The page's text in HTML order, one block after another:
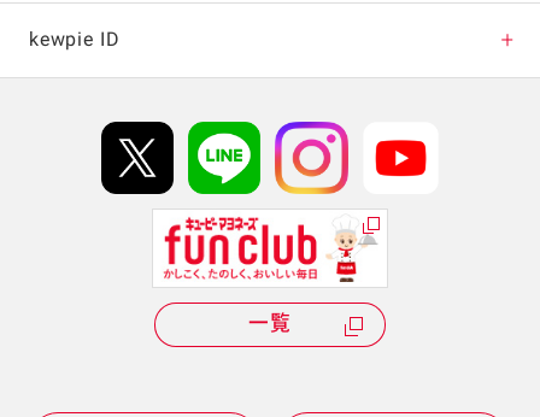
キャンペーン・イベント
kewpie ID
Hi! kewpieについて
Qummyについて
一覧